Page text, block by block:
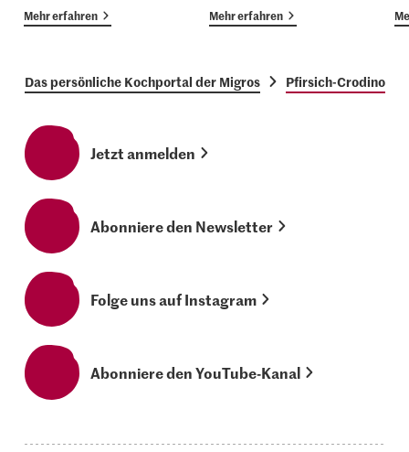
Mehr erfahren Mehr erfahren
Das persönliche Kochportal der Migros Pfirsich-Crodino
Jetzt anmelden
Abonniere den Newsletter
Folge uns auf Instagram
Abonniere den YouTube-Kanal